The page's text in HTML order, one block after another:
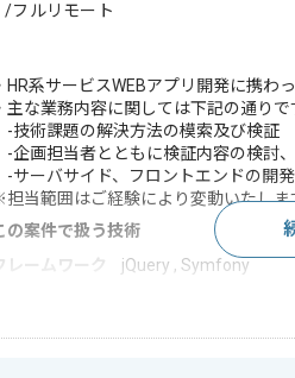
/フルリモート
HR系サービスWEBアプリ開発に携わ
主な業務内容に関しては下記の通りで
-技術課題の解決方法の模索及び検証
-企画担当者とともに検証内容の検討
-サーバサイド、フロントエンドの開発
当範囲はご経験により変動いたしま
の案件で扱う技術
レームワーク
jQuery , Symfony
の案件のポイント